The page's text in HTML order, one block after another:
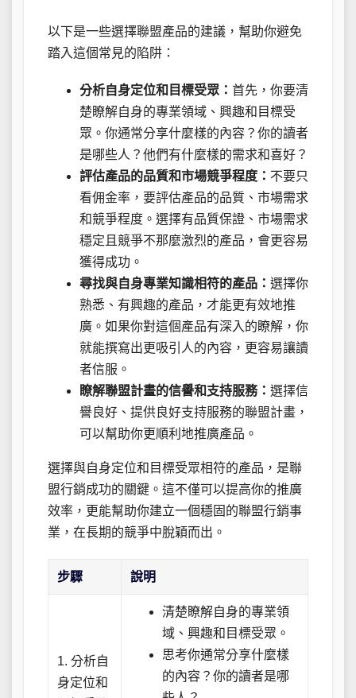
以下是一些選擇聯盟產品的建議，幫助你避免
踏入這個常見的陷阱：
分析自身定位和目標受眾： 首先，你要清
楚瞭解自身的專業領域、興趣和目標受
眾。你通常分享什麼樣的內容？你的讀者
是哪些人？他們有什麼樣的需求和喜好？
評估產品的品質和市場競爭程度： 不要只
看佣金率，要評估產品的品質、市場需求
和競爭程度。選擇有品質保證、市場需求
穩定且競爭不那麼激烈的產品，會更容易
獲得成功。
尋找與自身專業知識相符的產品： 選擇你
熟悉、有興趣的產品，才能更有效地推
廣。如果你對這個產品有深入的瞭解，你
就能撰寫出更吸引人的內容，更容易讓讀
者信服。
瞭解聯盟計畫的信譽和支持服務： 選擇信
譽良好、提供良好支持服務的聯盟計畫，
可以幫助你更順利地推廣產品。
選擇與自身定位和目標受眾相符的產品，是聯
盟行銷成功的關鍵。這不僅可以提高你的推廣
效率，更能幫助你建立一個穩固的聯盟行銷事
業，在長期的競爭中脫穎而出。
步驟 說明
1. 分析自
身定位和
清楚瞭解自身的專業領
域、興趣和目標受眾。
思考你通常分享什麼樣
的內容？你的讀者是哪